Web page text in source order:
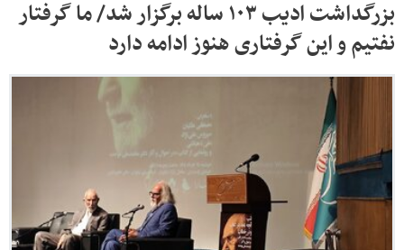
بزرگداشت ادیب ۱۰۳ ساله برگزار شد/ ما گرفتار
نفتیم و این گرفتاری هنوز ادامه دارد